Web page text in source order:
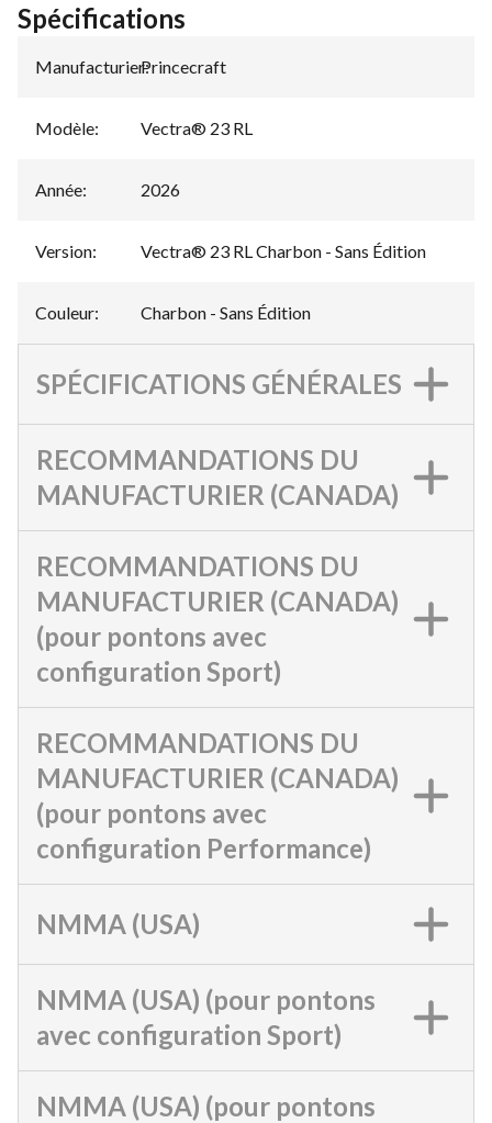
Spécifications
Manufacturier:
Princecraft
Modèle: Vectra® 23 RL
Année: 2026
Version: Vectra® 23 RL Charbon - Sans Édition
Couleur: Charbon - Sans Édition
SPÉCIFICATIONS GÉNÉRALES
RECOMMANDATIONS DU
MANUFACTURIER (CANADA)
RECOMMANDATIONS DU
MANUFACTURIER (CANADA)
(pour pontons avec
configuration Sport)
RECOMMANDATIONS DU
MANUFACTURIER (CANADA)
(pour pontons avec
configuration Performance)
NMMA (USA)
NMMA (USA) (pour pontons
avec configuration Sport)
NMMA (USA) (pour pontons